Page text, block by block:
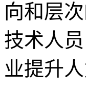
向和层
技术人
业提升